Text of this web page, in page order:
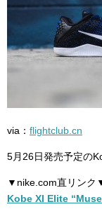
via： flightclub.cn
5月26日発売予定の
▼nike.com直リンク
Kobe XI Elite